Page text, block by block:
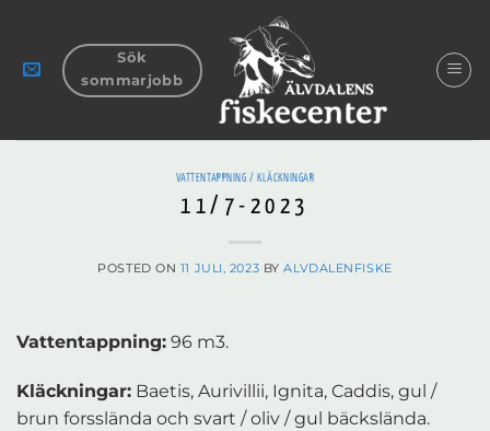
content
Sök
sommarjobb
VATTENTAPPNING / KLÄCKNINGAR
11/7-2023
POSTED ON 11 JULI, 2023 BYALVDALENFISKE
Vattentappning: 96 m3.
Kläckningar: Baetis, Aurivillii, Ignita, Caddis, gul /
brun forsslända och svart / oliv / gul bäckslända.